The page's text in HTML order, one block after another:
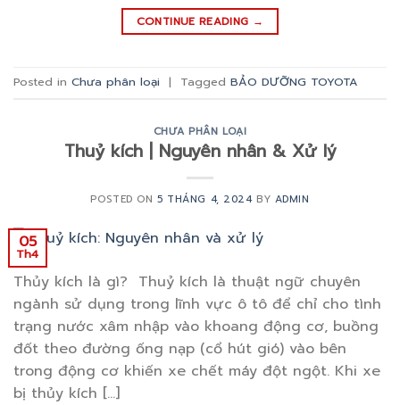
CONTINUE READING →
Posted in Chưa phân loại | Tagged BẢO DƯỠNG TOYOTA
CHƯA PHÂN LOẠI
Thuỷ kích | Nguyên nhân & Xử lý
POSTED ON5 THÁNG 4, 2024BY ADMIN
05
Th4
Thủy kích là gì? Thuỷ kích là thuật ngữ chuyên
ngành sử dụng trong lĩnh vực ô tô để chỉ cho tình
trạng nước xâm nhập vào khoang động cơ, buồng
đốt theo đường ống nạp (cổ hút gió) vào bên
trong động cơ khiến xe chết máy đột ngột. Khi xe
bị thủy kích […]